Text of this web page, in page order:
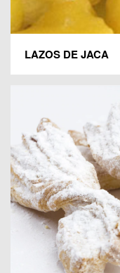
LAZOS DE JACA